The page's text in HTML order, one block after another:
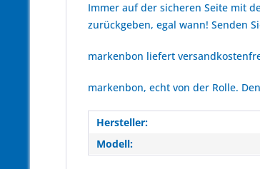
Immer auf der sicheren Seite mit
zurückgeben, egal wann! Senden
markenbon liefert
markenbon, echt von der Rolle.
Hersteller:
Modell: